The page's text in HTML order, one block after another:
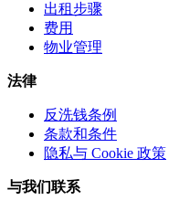
出租步骤
费用
物业管理
法律
反洗钱条例
条款和条件
隐私与 Cookie 政策
与我们联系